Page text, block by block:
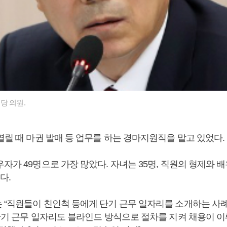
의원.
릴 때 마권 발매 등 업무를 하는 경마지원직을 맡고 있었다.
자가 49명으로 가장 많았다. 자녀는 35명, 직원의 형제와
.
“직원들이 친인척 등에게 단기 근무 일자리를 소개하는 사
기 근무 일자리도 블라인드 방식으로 절차를 지켜 채용이